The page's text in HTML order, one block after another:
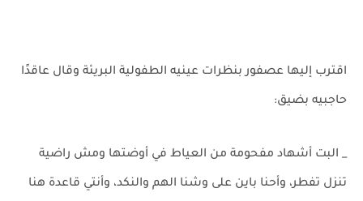
اقترب إليها عصفور بنظرات عينيه الطفولية البريئة وقال عاقدًا
حاجبيه بضيق:
_ البت أشهاد مفحومة من العياط في أوضتها ومش راضية
تنزل تفطر، وأحنا باين على وشنا الهم والنكد، وأنتي قاعدة هنا